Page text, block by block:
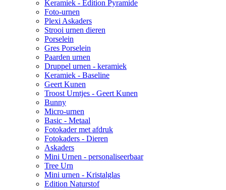
Keramiek - Edition Pyramide
Foto-urnen
Plexi Askaders
Strooi urnen dieren
Porselein
Gres Porselein
Paarden urnen
Druppel urnen - keramiek
Keramiek - Baseline
Geert Kunen
Troost Urntjes - Geert Kunen
Bunny
Micro-urnen
Basic - Metaal
Fotokader met afdruk
Fotokaders - Dieren
Askaders
Mini Urnen - personaliseerbaar
Tree Urn
Mini urnen - Kristalglas
Edition Naturstof